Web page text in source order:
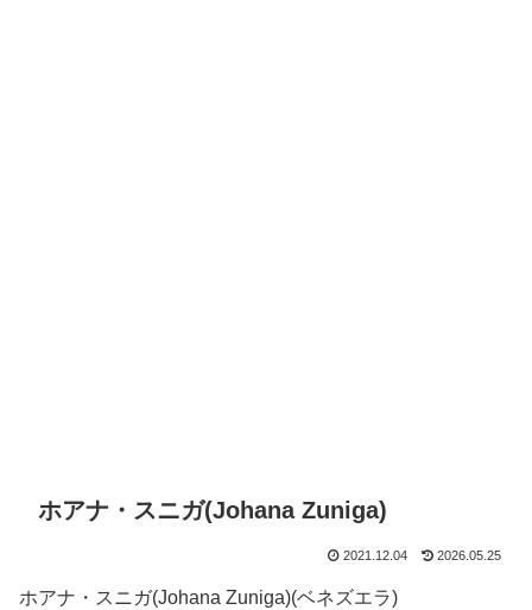
ホアナ・スニガ(Johana Zuniga)
2021.12.04 2026.05.25
ホアナ・スニガ(Johana Zuniga)(ベネズエラ)